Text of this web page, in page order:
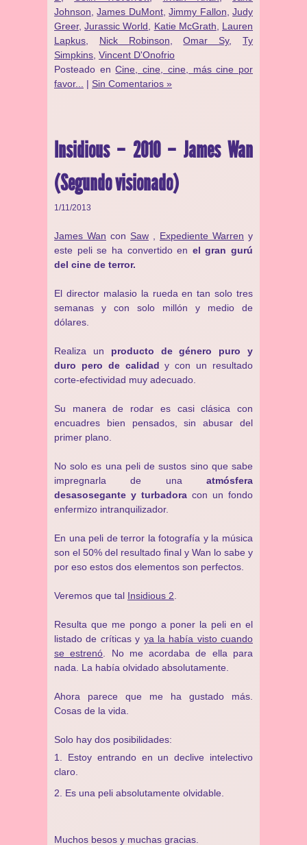
Johnson ,James DuMont,Jimmy Fallon ,Judy
Greer,Jurassic World Katie McGrath
Lauren
Lapkus
Nick Robinson ,Omar Sy,Ty
Simpkins Vincent D'Onofrio
Posteado enCine, cine, cine, más cine por
favor...
| Sin Comentarios »
Insidious – 2010 – James Wan
(Segundo visionado)
1/11/2013
James Wan con Saw Expediente Warren y
este peli se ha convertido en el gran gurú
del cine de terror.
El director malasio la rueda en tan solo tres
semanas y con solo millón y medio de
dólares.
Realiza un producto de género puro y
duro pero de calidad y con un resultado
corte-efectividad muy adecuado.
Su manera de rodar es casi clásica con
encuadres bien pensados, sin abusar del
primer plano.
No solo es una peli de sustos sino que sabe
impregnarla de una atmósfera
desasosegante y turbadora con un fondo
enfermizo intranquilizador.
En una peli de terror la fotografía y la música
son el 50% del resultado final y Wan lo sabe y
por eso estos dos elementos son perfectos.
Veremos que tal Insidious 2
Resulta que me pongo a poner la peli en el
listado de críticas y ya la había visto cuando
se estrenó . No me acordaba de ella para
nada. La había olvidado absolutamente.
Ahora parece que me ha gustado más.
Cosas de la vida.
Solo hay dos posibilidades:
Estoy entrando en un declive intelectivo
claro.
Es una peli absolutamente olvidable.
Muchos besos y muchas gracias.